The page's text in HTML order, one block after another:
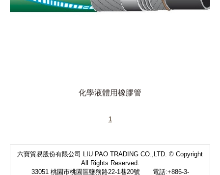
化學液體用橡膠管
1
六寶貿易股份有限公司 LIU PAO TRADING CO.,LTD. © Copyright
All Rights Reserved.
33051 桃園市桃園區鹽務路22-1巷20號 電話:+886-3-